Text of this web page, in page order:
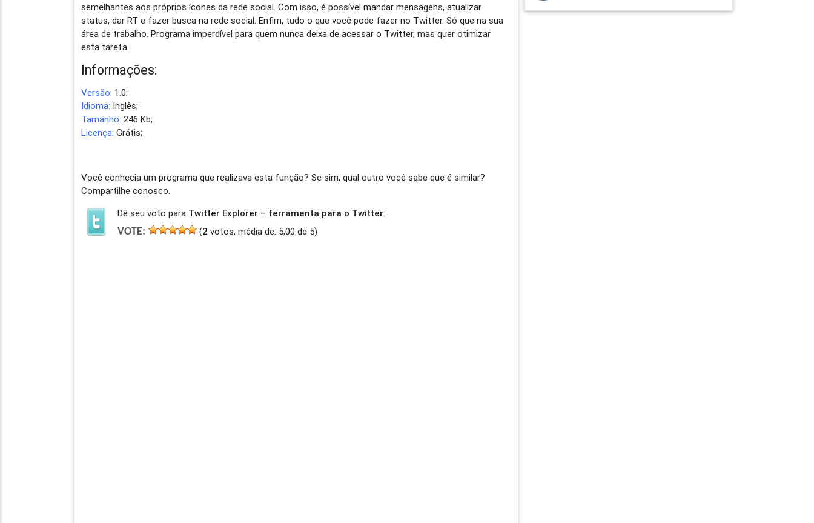
semelhantes aos próprios ícones da rede social. Com isso, é possível mandar mensagens, atualizar
status, dar RT e fazer busca na rede social. Enfim, tudo o que você pode fazer no Twitter. Só que na sua
área de trabalho. Programa imperdível para quem nunca deixa de acessar o Twitter, mas quer otimizar
esta tarefa.
Informações:
Versão: 1.0;
Idioma: Inglês;
Tamanho: 246 Kb;
Licença: Grátis;
Você conhecia um programa que realizava esta função? Se sim, qual outro você sabe que é similar?
Compartilhe conosco.
Dê seu voto para Twitter Explorer – ferramenta para o Twitter:
VOTE:
(2 votos, média de: 5,00 de 5)